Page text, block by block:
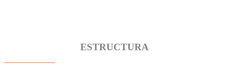
ESTRUCTURA